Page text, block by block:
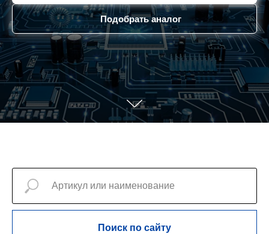
Подобрать аналог
Поиск по сайту